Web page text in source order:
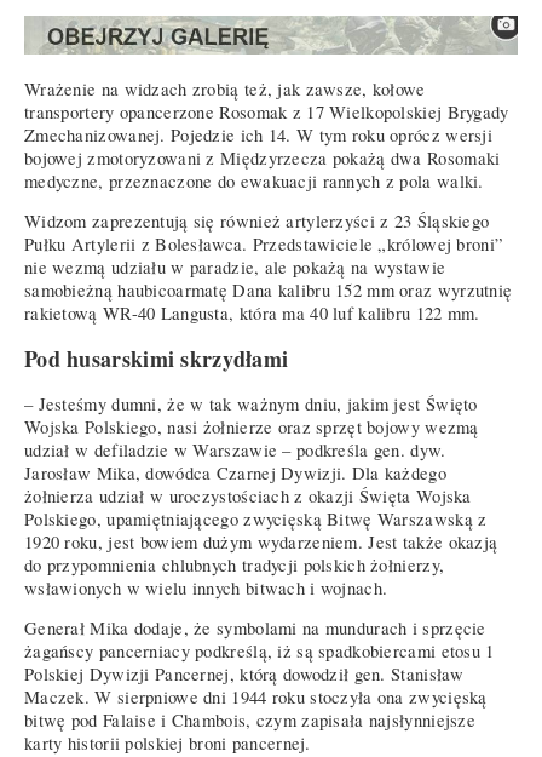
Wrażenie na widzach zrobią też, jak zawsze, kołowe
transportery opancerzone Rosomak z 17 Wielkopolskiej Brygady
Zmechanizowanej. Pojedzie ich 14. W tym roku oprócz wersji
bojowej zmotoryzowani z Międzyrzecza pokażą dwa Rosomaki
medyczne, przeznaczone do ewakuacji rannych z pola walki.
Widzom zaprezentują się również artylerzyści z 23 Śląskiego
Pułku Artylerii z Bolesławca. Przedstawiciele „królowej broni”
nie wezmą udziału w paradzie, ale pokażą na wystawie
samobieżną haubicoarmatę Dana kalibru 152 mm oraz wyrzutnię
rakietową WR-40 Langusta, która ma 40 luf kalibru 122 mm.
Pod husarskimi skrzydłami
– Jesteśmy dumni, że w tak ważnym dniu, jakim jest Święto
Wojska Polskiego, nasi żołnierze oraz sprzęt bojowy wezmą
udział w defiladzie w Warszawie – podkreśla gen. dyw.
Jarosław Mika, dowódca Czarnej Dywizji. Dla każdego
żołnierza udział w uroczystościach z okazji Święta Wojska
Polskiego, upamiętniającego zwycięską Bitwę Warszawską z
1920 roku, jest bowiem dużym wydarzeniem. Jest także okazją
do przypomnienia chlubnych tradycji polskich żołnierzy,
wsławionych w wielu innych bitwach i wojnach.
Generał Mika dodaje, że symbolami na mundurach i sprzęcie
żagańscy pancerniacy podkreślą, iż są spadkobiercami etosu 1
Polskiej Dywizji Pancernej, którą dowodził gen. Stanisław
Maczek. W sierpniowe dni 1944 roku stoczyła ona zwycięską
bitwę pod Falaise i Chambois, czym zapisała najsłynniejsze
karty historii polskiej broni pancernej.